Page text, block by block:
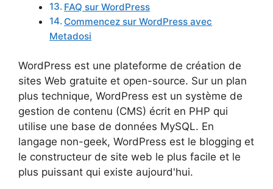
FAQ sur WordPress
Commencez sur WordPress avec
Metadosi
WordPress est une plateforme de création de
sites Web gratuite et open-source. Sur un plan
plus technique, WordPress est un système de
gestion de contenu (CMS) écrit en PHP qui
utilise une base de données MySQL. En
langage non-geek, WordPress est le blogging et
le constructeur de site web le plus facile et le
plus puissant qui existe aujourd'hui.